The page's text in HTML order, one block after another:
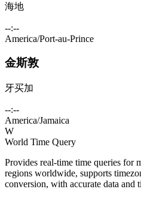
海地
--:--
America/Port-au-Prince
金斯敦
牙买加
--:--
America/Jamaica
W
World Time Query
Provides real-time time queries for
regions worldwide, supports
conversion, with accurate data and